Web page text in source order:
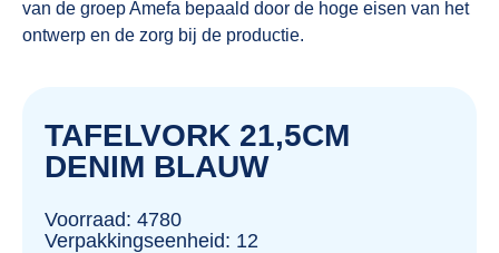
van de groep Amefa bepaald door de hoge eisen van het
ontwerp en de zorg bij de productie.
TAFELVORK 21,5CM
DENIM BLAUW
Voorraad: 4780
Verpakkingseenheid: 12